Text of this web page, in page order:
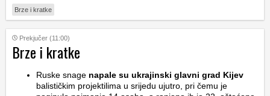
Brze i kratke
Prekjučer (11:00)
Brze i kratke
Ruske snage napale su ukrajinski glavni grad Kijev
balističkim projektilima u srijedu ujutro, pri čemu je